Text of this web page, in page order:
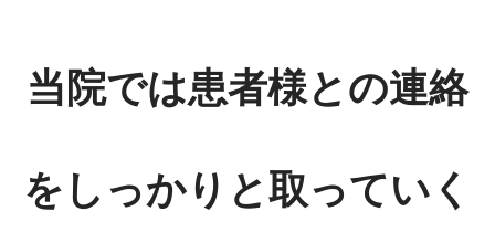
当院では患者様との連絡
をしっかりと取っていく